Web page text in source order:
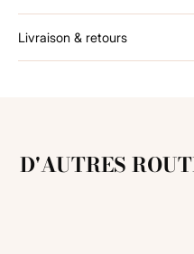
Livraison & retours
D'AUTRES